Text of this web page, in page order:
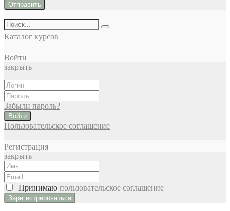
Отправить
Каталог курсов
Войти
закрыть
Забыли пароль?
Войти
Пользовательское соглашение
Регистрация
закрыть
Принимаю пользовательское соглашение